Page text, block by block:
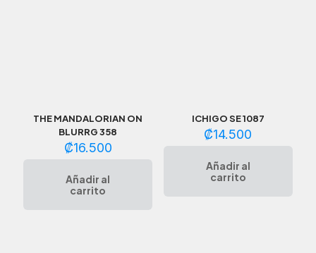
THE MANDALORIAN ON
BLURRG 358
₡16.500
Añadir al
carrito
ICHIGO SE 1087
₡14.500
Añadir al
carrito